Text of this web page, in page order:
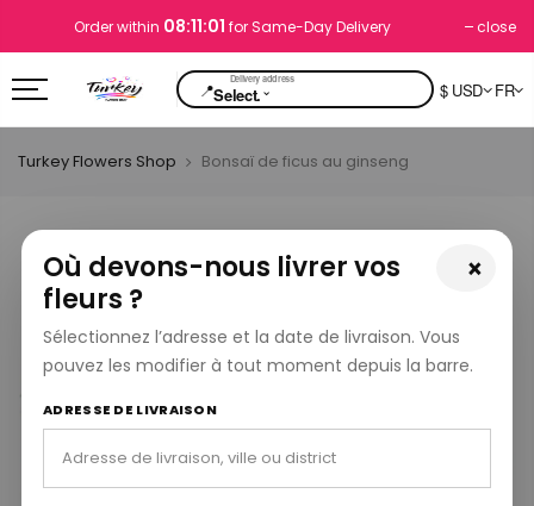
Order within 08:11:01 for Same-Day Delivery close
📍Select.⌄ $ USD FR
×
Où devons-nous livrer vos
fleurs ?
Sélectionnez l’adresse et la date de livraison. Vous
pouvez les modifier à tout moment depuis la barre.
ADRESSE DE LIVRAISON
Turkey Flowers Shop Bonsaï de ficus au ginseng